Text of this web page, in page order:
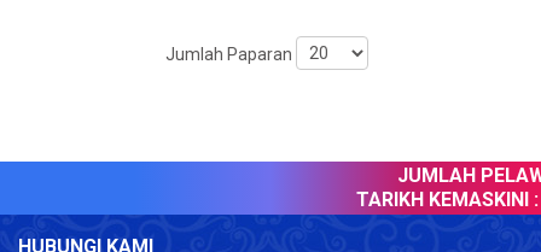
Jumlah Paparan
JUMLAH
TARIKH KEMASKINI :
HUBUNGI KAMI